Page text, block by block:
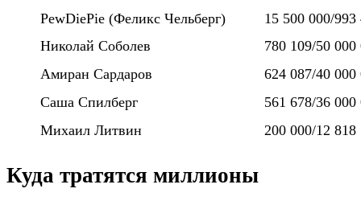
PewDiePie (Феликс Чельберг)
15 500 000/993
Николай Соболев
780 109/50 000
Амиран Сардаров
624 087/40 000
Саша Спилберг
561 678/36 000
Михаил Литвин
200 000/12 818
Куда тратятся миллионы